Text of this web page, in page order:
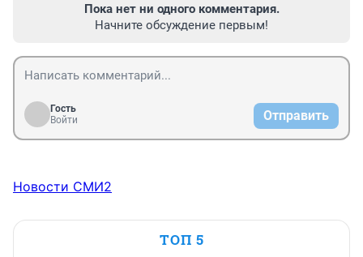
Пока нет ни одного комментария.
Начните обсуждение первым!
Гость
Войти
Отправить
Новости СМИ2
ТОП 5